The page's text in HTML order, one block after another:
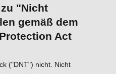
"Nicht
gemäß dem
Act
("DNT") nicht. Nicht